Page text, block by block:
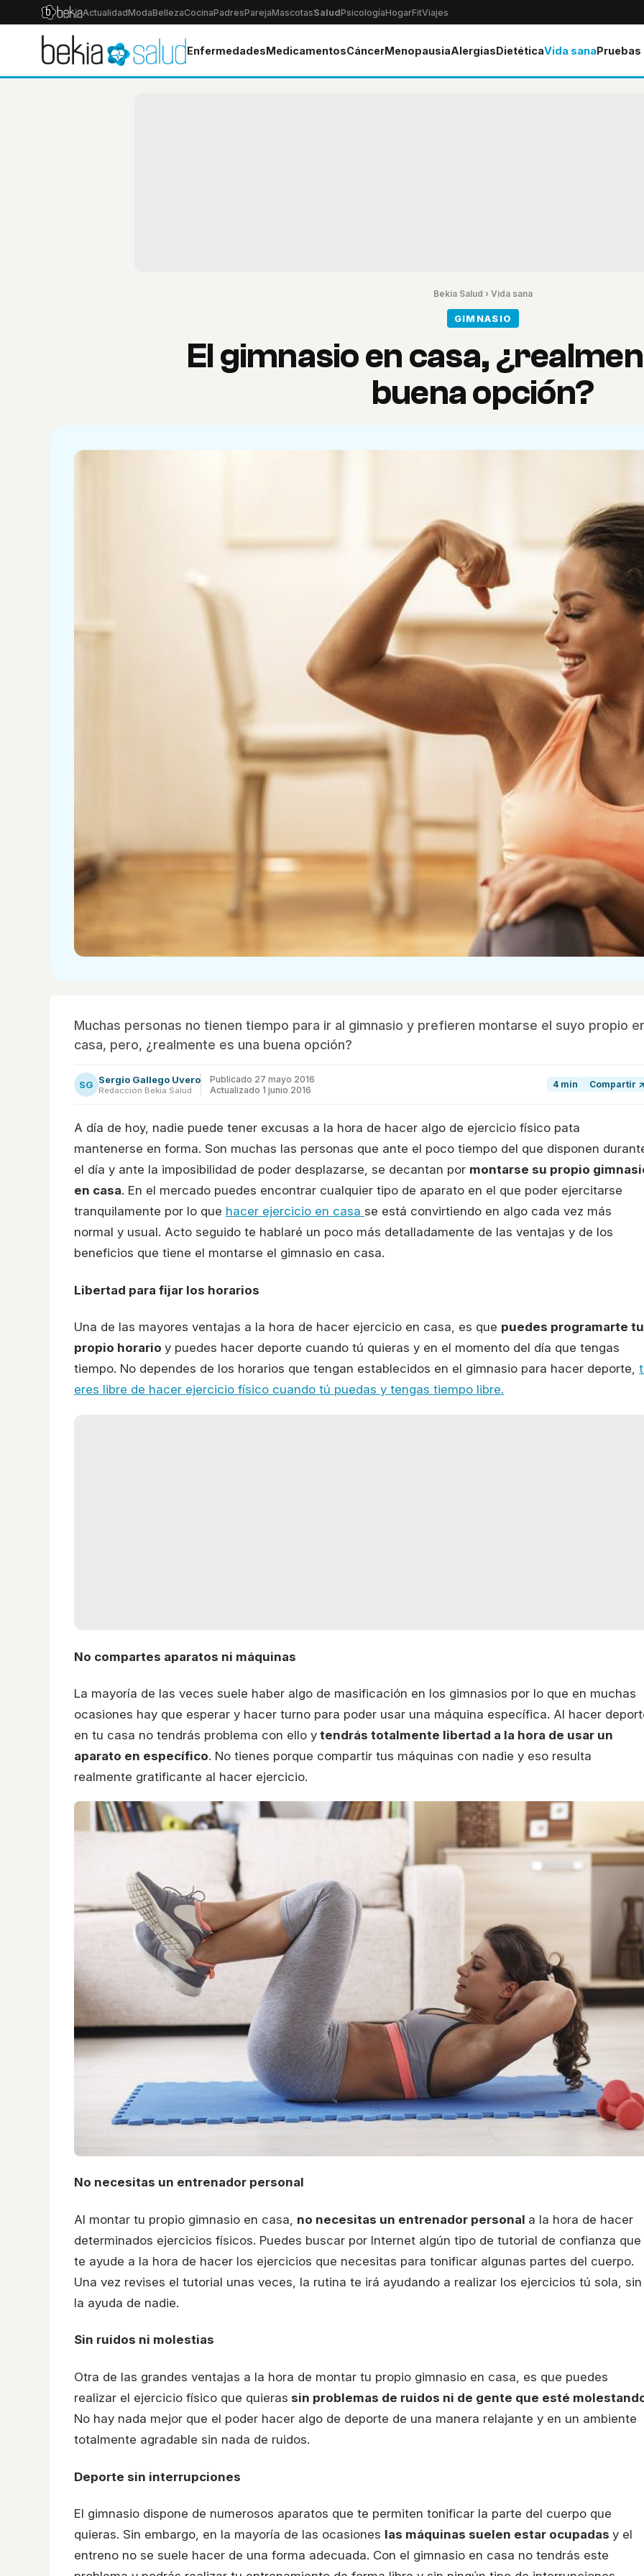
ActualidadModaBellezaCocinaPadresParejaMascotasSaludPsicologíaHogarFitViajes
EnfermedadesMedicamentosCáncerMenopausiaAlergiasDietéticaVida sana
Bekia Salud › Vida sana
GIMNASIO
El gimnasio en casa,
buena opción?
Muchas personas no tienen tiempo para ir al gimnasio y prefieren montarse el suyo propio
casa, pero, ¿realmente es una buena opción?
SG Sergio Gallego Uvero
Redacción Bekia Salud
Publicado 27 mayo 2016
Actualizado 1 junio 2016
4 min Compartir ↗
A día de hoy, nadie puede tener excusas a la hora de hacer algo de ejercicio físico pata
mantenerse en forma. Son muchas las personas que ante el poco tiempo del que disponen
el día y ante la imposibilidad de poder desplazarse, se decantan por montarse su propio
en casa. En el mercado puedes encontrar cualquier tipo de aparato en el que poder ejercitarse
tranquilamente por lo que hacer ejercicio en casa se está convirtiendo en algo cada vez más
normal y usual. Acto seguido te hablaré un poco más detalladamente de las ventajas y de los
beneficios que tiene el montarse el gimnasio en casa.
Libertad para fijar los horarios
Una de las mayores ventajas a la hora de hacer ejercicio en casa, es que puedes programarte tu
propio horario y puedes hacer deporte cuando tú quieras y en el momento del día que tengas
tiempo. No dependes de los horarios que tengan establecidos en el gimnasio para hacer deporte,
eres libre de hacer ejercicio físico cuando tú puedas y tengas tiempo libre.
No compartes aparatos ni máquinas
La mayoría de las veces suele haber algo de masificación en los gimnasios por lo que en muchas
ocasiones hay que esperar y hacer turno para poder usar una máquina específica. Al hacer
en tu casa no tendrás problema con ello y tendrás totalmente libertad a la hora de usar un
aparato en específico. No tienes porque compartir tus máquinas con nadie y eso resulta
realmente gratificante al hacer ejercicio.
No necesitas un entrenador personal
Al montar tu propio gimnasio en casa, no necesitas un entrenador personal a la hora de hacer
determinados ejercicios físicos. Puedes buscar por Internet algún tipo de tutorial de confianza que
te ayude a la hora de hacer los ejercicios que necesitas para tonificar algunas partes del cuerpo.
Una vez revises el tutorial unas veces, la rutina te irá ayudando a realizar los ejercicios tú sola, sin
la ayuda de nadie.
Sin ruidos ni molestias
Otra de las grandes ventajas a la hora de montar tu propio gimnasio en casa, es que puedes
realizar el ejercicio físico que quieras sin problemas de ruidos ni de gente que esté
No hay nada mejor que el poder hacer algo de deporte de una manera relajante y en un ambiente
totalmente agradable sin nada de ruidos.
Deporte sin interrupciones
El gimnasio dispone de numerosos aparatos que te permiten tonificar la parte del cuerpo que
quieras. Sin embargo, en la mayoría de las ocasiones las máquinas suelen estar ocupadas y el
entreno no se suele hacer de una forma adecuada. Con el gimnasio en casa no tendrás este